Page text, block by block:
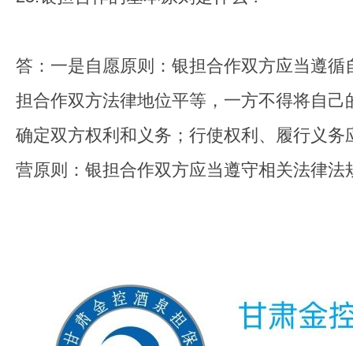
答：一是自愿原则：银担合作双方应当遵
担合作双方法律地位平等，一方不得将自
确定双方权利和义务；行使权利、履行义
营原则：银担合作双方应当遵守相关法律